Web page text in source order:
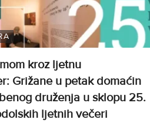
kroz ljetnu
Grižane u petak domaćin
druženja u sklopu 25.
ljetnih večeri